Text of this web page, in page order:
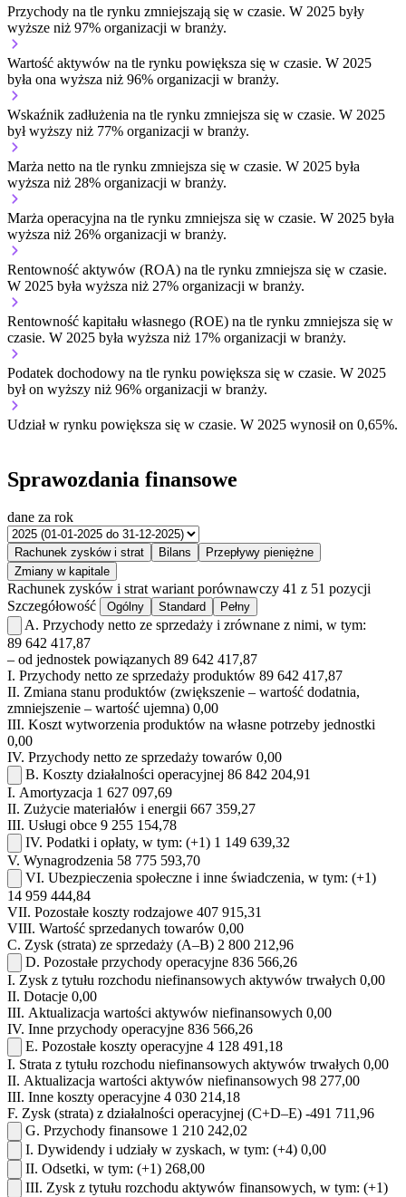
Przychody na tle rynku zmniejszają się w czasie. W 2025 były
wyższe niż 97% organizacji w branży.
Wartość aktywów na tle rynku powiększa się w czasie. W 2025
była ona wyższa niż 96% organizacji w branży.
Wskaźnik zadłużenia na tle rynku zmniejsza się w czasie. W 2025
był wyższy niż 77% organizacji w branży.
Marża netto na tle rynku zmniejsza się w czasie. W 2025 była
wyższa niż 28% organizacji w branży.
Marża operacyjna na tle rynku zmniejsza się w czasie. W 2025 była
wyższa niż 26% organizacji w branży.
Rentowność aktywów (ROA) na tle rynku zmniejsza się w czasie.
W 2025 była wyższa niż 27% organizacji w branży.
Rentowność kapitału własnego (ROE) na tle rynku zmniejsza się w
czasie. W 2025 była wyższa niż 17% organizacji w branży.
Podatek dochodowy na tle rynku powiększa się w czasie. W 2025
był on wyższy niż 96% organizacji w branży.
Udział w rynku powiększa się w czasie. W 2025 wynosił on 0,65%.
Sprawozdania finansowe
dane za rok
Rachunek zysków i strat Bilans
Przepływy pieniężne
Zmiany w kapitale
Rachunek zysków i strat wariant porównawczy 41 z 51 pozycji
Szczegółowość
Ogólny Standard Pełny
A. Przychody netto ze sprzedaży i zrównane z nimi, w tym:
89 642 417,87
– od jednostek powiązanych 89 642 417,87
I. Przychody netto ze sprzedaży produktów 89 642 417,87
II. Zmiana stanu produktów (zwiększenie – wartość dodatnia,
zmniejszenie – wartość ujemna) 0,00
III. Koszt wytworzenia produktów na własne potrzeby jednostki
0,00
IV. Przychody netto ze sprzedaży towarów 0,00
B. Koszty działalności operacyjnej 86 842 204,91
I. Amortyzacja 1 627 097,69
II. Zużycie materiałów i energii 667 359,27
III. Usługi obce 9 255 154,78
IV. Podatki i opłaty, w tym: (+1) 1 149 639,32
V. Wynagrodzenia 58 775 593,70
VI. Ubezpieczenia społeczne i inne świadczenia, w tym: (+1)
14 959 444,84
VII. Pozostałe koszty rodzajowe 407 915,31
VIII. Wartość sprzedanych towarów 0,00
C. Zysk (strata) ze sprzedaży (A–B) 2 800 212,96
D. Pozostałe przychody operacyjne 836 566,26
I. Zysk z tytułu rozchodu niefinansowych aktywów trwałych 0,00
II. Dotacje 0,00
III. Aktualizacja wartości aktywów niefinansowych 0,00
IV. Inne przychody operacyjne 836 566,26
E. Pozostałe koszty operacyjne 4 128 491,18
I. Strata z tytułu rozchodu niefinansowych aktywów trwałych 0,00
II. Aktualizacja wartości aktywów niefinansowych 98 277,00
III. Inne koszty operacyjne 4 030 214,18
F. Zysk (strata) z działalności operacyjnej (C+D–E) -491 711,96
G. Przychody finansowe 1 210 242,02
I. Dywidendy i udziały w zyskach, w tym: (+4) 0,00
II. Odsetki, w tym: (+1) 268,00
III. Zysk z tytułu rozchodu aktywów finansowych, w tym: (+1)